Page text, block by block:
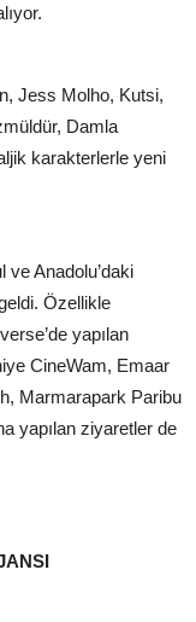
Jess Molho, Kutsi,
Damla
karakterlerle yeni
ve Anadolu’daki
Özellikle
yapılan
CineWam, Emaar
Marmarapark Paribu
yapılan ziyaretler de